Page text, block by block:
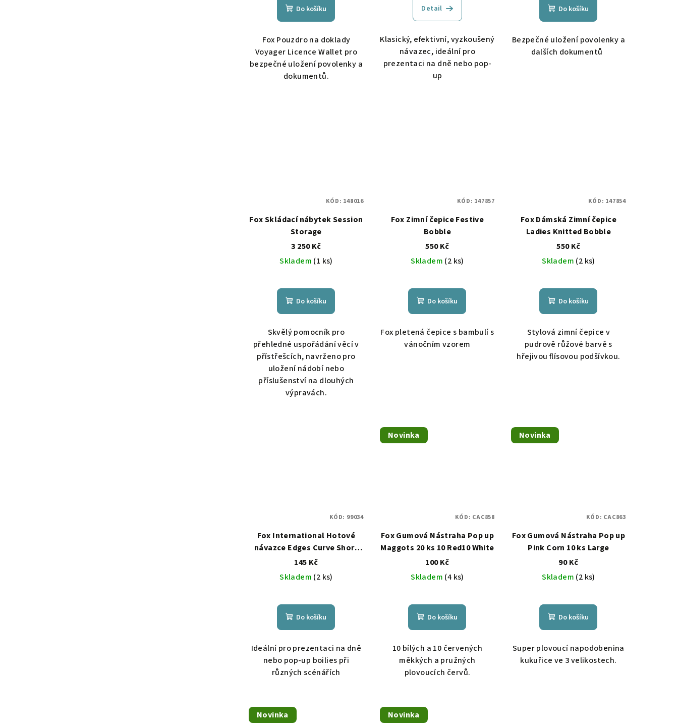
Do košíku
Fox Pouzdro na doklady
Voyager Licence Wallet pro
bezpečné uložení povolenky a
dokumentů.
Detail
Klasický, efektivní, vyzkoušený
návazec, ideální pro
prezentaci na dně nebo pop-
up
Do košíku
Bezpečné uložení povolenky a
dalších dokumentů
Fox Skládací nábytek Session
Storage
3 250 Kč
Skladem (1 ks)
Do košíku
Skvělý pomocník pro
přehledné uspořádání věcí v
přístřešcích, navrženo pro
uložení nádobí nebo
příslušenství na dlouhých
výpravách.
KÓD: 148016
Fox Zimní čepice Festive
Bobble
550 Kč
Skladem (2 ks)
Do košíku
Fox pletená čepice s bambulí s
vánočním vzorem
KÓD: 147857
Fox Dámská Zimní čepice
Ladies Knitted Bobble
550 Kč
Skladem (2 ks)
Do košíku
Stylová zimní čepice v
pudrově růžové barvě s
hřejivou flísovou podšívkou.
KÓD: 147854
Fox International Hotové
návazce Edges Curve Short
20lb vel.8 Camotex Semi Stiff
145 Kč
Skladem (2 ks)
Do košíku
Ideální pro prezentaci na dně
nebo pop-up boilies při
různých scénářích
KÓD: 99034
Novinka
Fox Gumová Nástraha Pop up
Maggots 20 ks 10 Red10 White
100 Kč
Skladem (4 ks)
Do košíku
10 bílých a 10 červených
měkkých a pružných
plovoucích červů.
KÓD: CAC858
Novinka
Fox Gumová Nástraha Pop up
Pink Corn 10 ks Large
90 Kč
Skladem (2 ks)
Do košíku
Super plovoucí napodobenina
kukuřice ve 3 velikostech.
KÓD: CAC863
Novinka Novinka